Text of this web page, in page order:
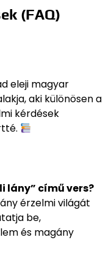
(FAQ)
eleji magyar
aki különösen a
kérdések
lány” című vers?
érzelmi világát
be,
és magány